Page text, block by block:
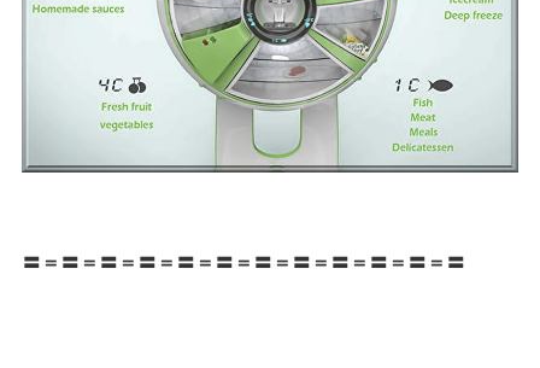
〓＝〓＝〓＝〓＝〓＝〓＝〓＝〓＝〓＝〓＝〓＝〓